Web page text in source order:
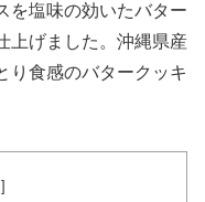
を塩味の効いたバター
上げました。沖縄県産
り食感のバタークッキ